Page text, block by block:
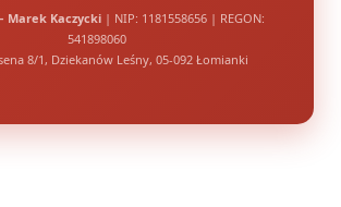
Marek Kaczycki | NIP: 1181558656 | REGON:
541898060
8/1, Dziekanów Leśny, 05-092 Łomianki